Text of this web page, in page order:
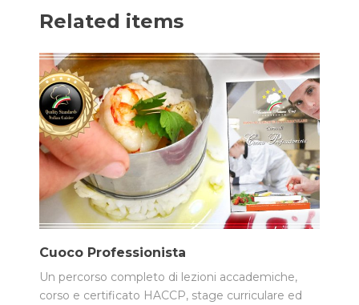
Related items
Cuoco Professionista
Un percorso completo di lezioni accademiche,
corso e certificato HACCP, stage curriculare ed